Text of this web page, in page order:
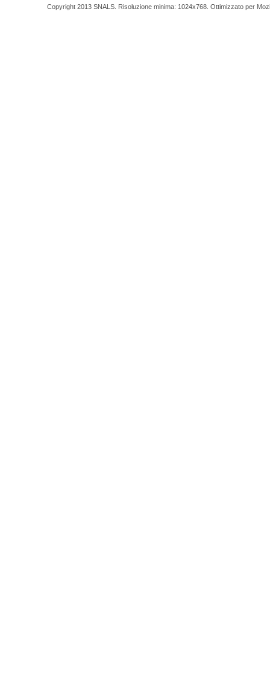
Copyright 2013 SNALS. Risoluzione minima: 1024x768. Ottimizzato per